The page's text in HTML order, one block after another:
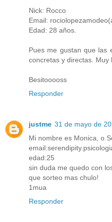
Nick: Rocco
Email:
Edad: 28 años.
Pues me gustan que las
concretas y directas.
Besitooooss
Responder
justme 31 de mayo de
Mi nombre es Monica, o
edad:25
sin duda me quedo con
que sorteo mas chulo!
1mua
Responder